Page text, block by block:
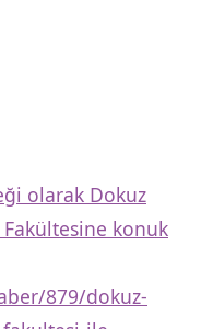
olarak Dokuz
konuk
879/dokuz-